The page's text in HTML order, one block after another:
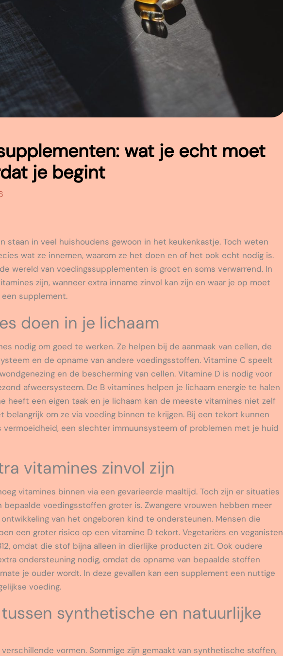
wat je echt moet
je begint
staan in veel huishoudens gewoon in het keukenkastje. Toch weten
wat ze innemen, waarom ze het doen en of het ook echt nodig is.
wereld van voedingssupplementen is groot en soms verwarrend. In
zijn, wanneer extra inname zinvol kan zijn en waar je op moet
supplement.
doen in je lichaam
nodig om goed te werken. Ze helpen bij de aanmaak van cellen, de
en de opname van andere voedingsstoffen. Vitamine C speelt
en de bescherming van cellen. Vitamine D is nodig voor
afweersysteem. De B vitamines helpen je lichaam energie te halen
heeft een eigen taak en je lichaam kan de meeste vitamines niet zelf
belangrijk om ze via voeding binnen te krijgen. Bij een tekort kunnen
vermoeidheid, een slechter immuunsysteem of problemen met je huid
vitamines zinvol zijn
vitamines binnen via een gevarieerde maaltijd. Toch zijn er situaties
voedingsstoffen groter is. Zwangere vrouwen hebben meer
van het ongeboren kind te ondersteunen. Mensen die
een groter risico op een vitamine D tekort. Vegetariërs en veganisten
omdat die stof bijna alleen in dierlijke producten zit. Ook oudere
ondersteuning nodig, omdat de opname van bepaalde stoffen
je ouder wordt. In deze gevallen kan een supplement een nuttige
voeding.
synthetische en natuurlijke
vormen. Sommige zijn gemaakt van synthetische stoffen,